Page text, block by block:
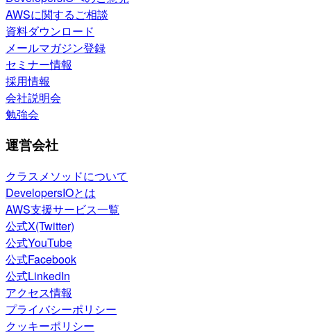
AWSに関するご相談
資料ダウンロード
メールマガジン登録
セミナー情報
採用情報
会社説明会
勉強会
運営会社
クラスメソッドについて
DevelopersIOとは
AWS支援サービス一覧
公式X(Twitter)
公式YouTube
公式Facebook
公式LinkedIn
アクセス情報
プライバシーポリシー
クッキーポリシー